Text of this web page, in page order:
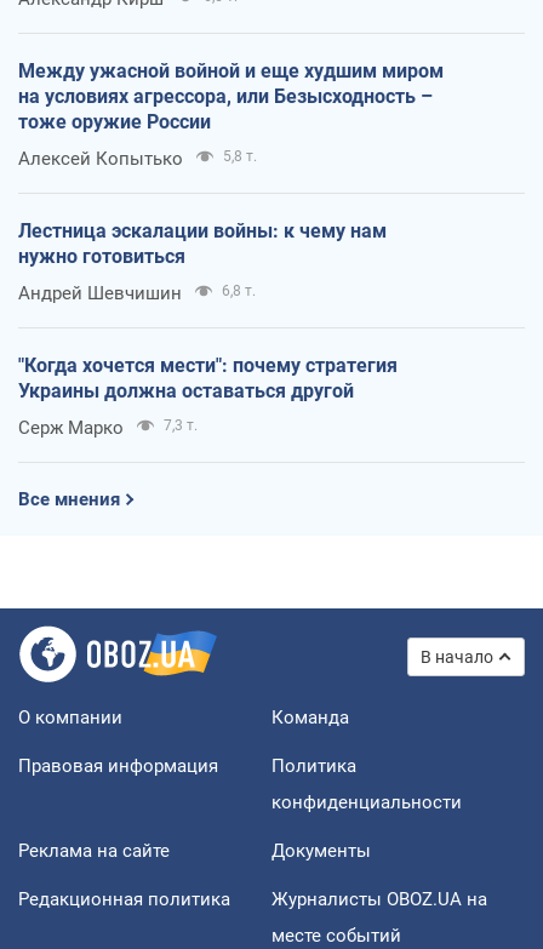
Между ужасной войной и еще худшим миром
на условиях агрессора, или Безысходность –
тоже оружие России
Алексей Копытько 5,8 т.
Лестница эскалации войны: к чему нам
нужно готовиться
Андрей Шевчишин 6,8 т.
"Когда хочется мести": почему стратегия
Украины должна оставаться другой
Серж Марко 7,3 т.
Все мнения
В начало
О компании Команда
Правовая информация
Политика
конфиденциальности
Реклама на сайте Документы
Редакционная политика
Журналисты OBOZ.UA на
месте событий